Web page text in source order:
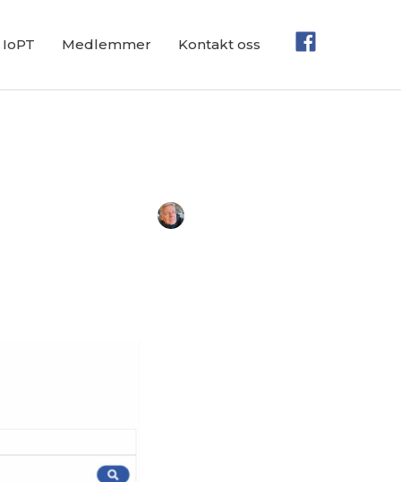
IoPT Medlemmer Kontakt oss